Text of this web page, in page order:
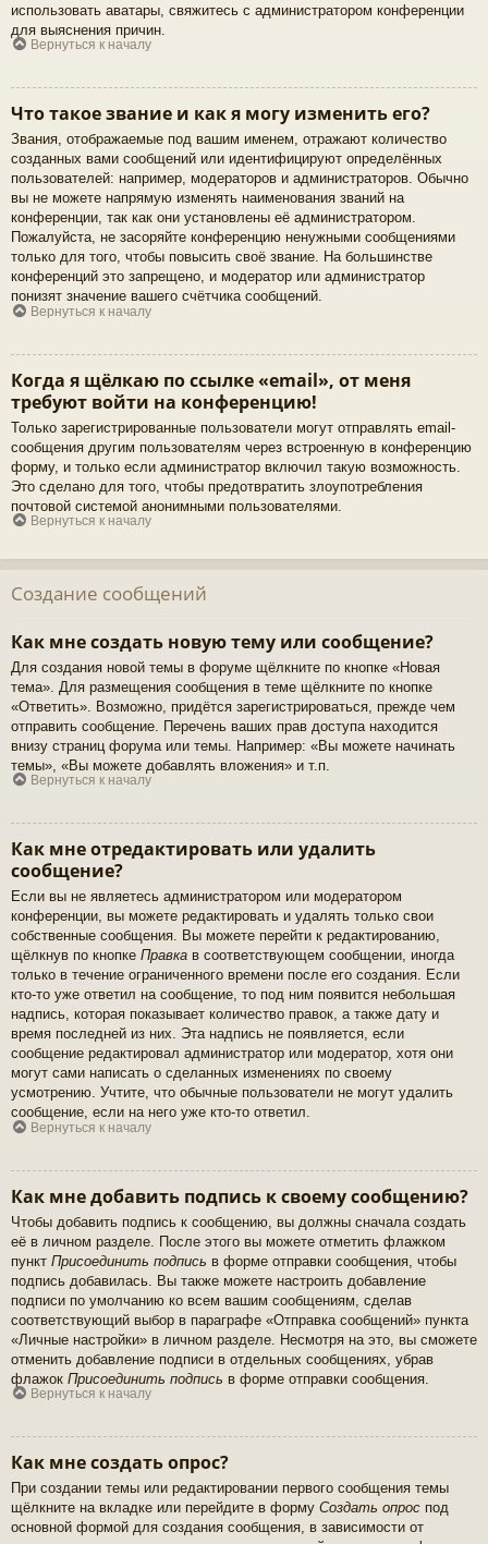
использовать аватары, свяжитесь с администратором конференции
для выяснения причин.
Вернуться к началу
Что такое звание и как я могу изменить его?
Звания, отображаемые под вашим именем, отражают количество
созданных вами сообщений или идентифицируют определённых
пользователей: например, модераторов и администраторов. Обычно
вы не можете напрямую изменять наименования званий на
конференции, так как они установлены её администратором.
Пожалуйста, не засоряйте конференцию ненужными сообщениями
только для того, чтобы повысить своё звание. На большинстве
конференций это запрещено, и модератор или администратор
понизят значение вашего счётчика сообщений.
Вернуться к началу
Когда я щёлкаю по ссылке «email», от меня
требуют войти на конференцию!
Только зарегистрированные пользователи могут отправлять email-
сообщения другим пользователям через встроенную в конференцию
форму, и только если администратор включил такую возможность.
Это сделано для того, чтобы предотвратить злоупотребления
почтовой системой анонимными пользователями.
Вернуться к началу
Создание сообщений
Как мне создать новую тему или сообщение?
Для создания новой темы в форуме щёлкните по кнопке «Новая
тема». Для размещения сообщения в теме щёлкните по кнопке
«Ответить». Возможно, придётся зарегистрироваться, прежде чем
отправить сообщение. Перечень ваших прав доступа находится
внизу страниц форума или темы. Например: «Вы можете начинать
темы», «Вы можете добавлять вложения» и т.п.
Вернуться к началу
Как мне отредактировать или удалить
сообщение?
Если вы не являетесь администратором или модератором
конференции, вы можете редактировать и удалять только свои
собственные сообщения. Вы можете перейти к редактированию,
щёлкнув по кнопке Правка в соответствующем сообщении, иногда
только в течение ограниченного времени после его создания. Если
кто-то уже ответил на сообщение, то под ним появится небольшая
надпись, которая показывает количество правок, а также дату и
время последней из них. Эта надпись не появляется, если
сообщение редактировал администратор или модератор, хотя они
могут сами написать о сделанных изменениях по своему
усмотрению. Учтите, что обычные пользователи не могут удалить
сообщение, если на него уже кто-то ответил.
Вернуться к началу
Как мне добавить подпись к своему сообщению?
Чтобы добавить подпись к сообщению, вы должны сначала создать
её в личном разделе. После этого вы можете отметить флажком
пункт Присоединить подпись в форме отправки сообщения, чтобы
подпись добавилась. Вы также можете настроить добавление
подписи по умолчанию ко всем вашим сообщениям, сделав
соответствующий выбор в параграфе «Отправка сообщений» пункта
«Личные настройки» в личном разделе. Несмотря на это, вы сможете
отменить добавление подписи в отдельных сообщениях, убрав
флажок Присоединить подпись в форме отправки сообщения.
Вернуться к началу
Как мне создать опрос?
При создании темы или редактировании первого сообщения темы
щёлкните на вкладке или перейдите в форму Создать опрос под
основной формой для создания сообщения, в зависимости от